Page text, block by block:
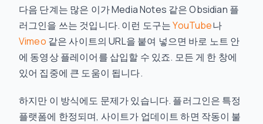
다음 단계는 많은 이가 Media Notes 같은 Obsidian 플
러그인을 쓰는 것입니다. 이런 도구는YouTube나
Vimeo 같은 사이트의 URL을 붙여 넣으면 바로 노트 안
에 동영상 플레이어를 삽입할 수 있죠. 모든 게 한 창에
있어 집중에 큰 도움이 됩니다.
하지만 이 방식에도 문제가 있습니다. 플러그인은 특정
플랫폼에 한정되며, 사이트가 업데이트 하면 작동이 불